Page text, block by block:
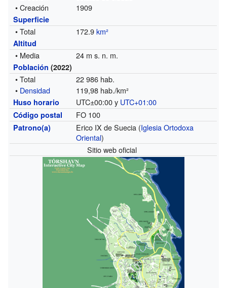
• Creación
1909
Superficie
• Total 172.9km²
Altitud
• Media 24 m s. n. m.
Población (2022)
• Total
22 986 hab.
• Densidad 119,98 hab./km²
Huso horario UTC±00:00 y UTC+01:00
Código postal FO 100
Patrono(a) Erico IX de Suecia (Iglesia Ortodoxa
Oriental)
Sitio web oficial